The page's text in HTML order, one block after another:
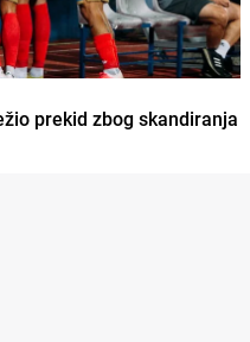
prekid zbog skandiranja